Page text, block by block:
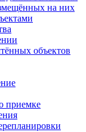
на них
объектов
приемке